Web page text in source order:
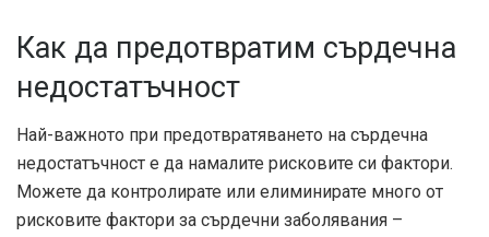
Как да предотвратим сърдечна
недостатъчност
Най-важното при предотвратяването на сърдечна
недостатъчност е да намалите рисковите си фактори.
Можете да контролирате или елиминирате много от
рисковите фактори за сърдечни заболявания –